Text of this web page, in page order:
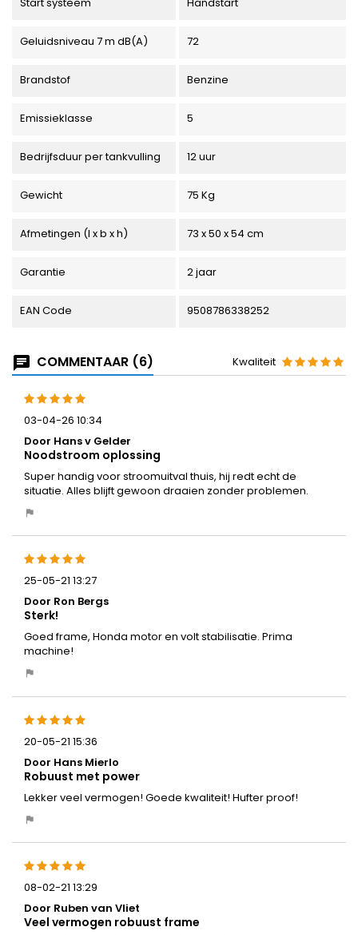
Geluidsniveau 7 m dB(A) 72
Brandstof Benzine
Emissieklasse 5
Bedrijfsduur per tankvulling 12 uur
Gewicht 75 Kg
Afmetingen (l x b x h) 73 x 50 x 54 cm
Garantie 2 jaar
EAN Code 9508786338252
COMMENTAAR (6) Kwaliteit
03-04-26 10:34
Door Hans v Gelder
Noodstroom oplossing
Super handig voor stroomuitval thuis, hij redt echt de
situatie. Alles blijft gewoon draaien zonder problemen.
25-05-21 13:27
Door Ron Bergs
Sterk!
Goed frame, Honda motor en volt stabilisatie. Prima
machine!
20-05-21 15:36
Door Hans Mierlo
Robuust met power
Lekker veel vermogen! Goede kwaliteit! Hufter proof!
08-02-21 13:29
Door Ruben van Vliet
Veel vermogen robuust frame